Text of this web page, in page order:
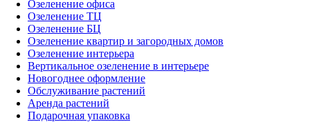
Озеленение офиса
Озеленение ТЦ
Озеленение БЦ
Озеленение квартир и загородных домов
Озеленение интерьера
Вертикальное озеленение в интерьере
Новогоднее оформление
Обслуживание растений
Аренда растений
Подарочная упаковка